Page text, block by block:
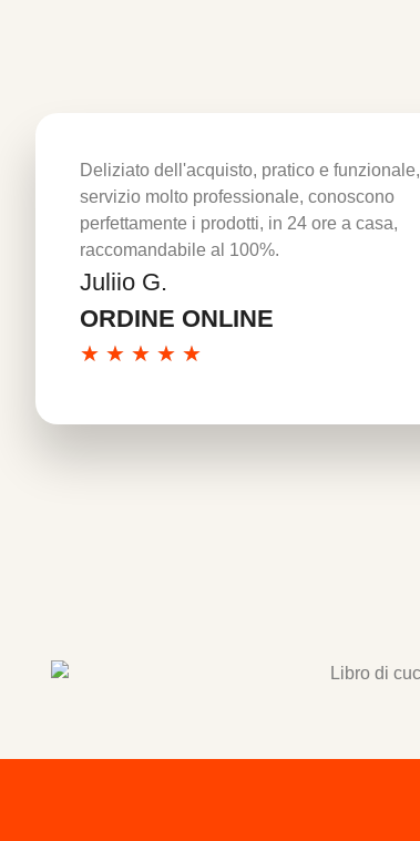
Deliziato dell'acquisto, pratico e funzionale,
servizio molto professionale, conoscono
perfettamente i prodotti, in 24 ore a casa,
raccomandabile al 100%.
Juliio G.
ORDINE ONLINE
★ ★ ★ ★ ★